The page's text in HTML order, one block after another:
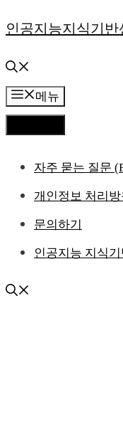
컨
츠
로
인공지능지식기반
메뉴
자주 묻는 질문
개인정보 처리방
문의하기
인공지능 지식